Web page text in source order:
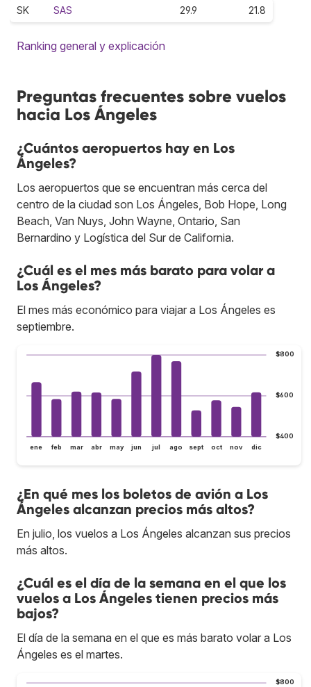
SK SAS 29.9 21.8
Ranking general y explicación
Preguntas frecuentes sobre vuelos
hacia Los Ángeles
¿Cuántos aeropuertos hay en Los
Ángeles?
Los aeropuertos que se encuentran más cerca del
centro de la ciudad son Los Ángeles, Bob Hope, Long
Beach, Van Nuys, John Wayne, Ontario, San
Bernardino y Logística del Sur de California.
¿Cuál es el mes más barato para volar a
Los Ángeles?
El mes más económico para viajar a Los Ángeles es
septiembre.
$400
$600
$800
ene feb mar abr may jun jul ago sept oct nov dic
¿En qué mes los boletos de avión a Los
Ángeles alcanzan precios más altos?
En julio, los vuelos a Los Ángeles alcanzan sus precios
más altos.
¿Cuál es el día de la semana en el que los
vuelos a Los Ángeles tienen precios más
bajos?
El día de la semana en el que es más barato volar a Los
Ángeles es el martes.
$800